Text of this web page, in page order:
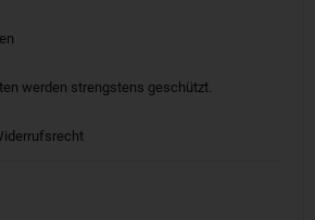
werden strengstens geschützt.